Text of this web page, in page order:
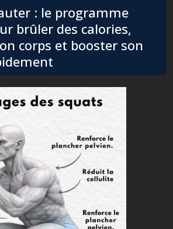
: le programme
brûler des calories,
corps et booster son